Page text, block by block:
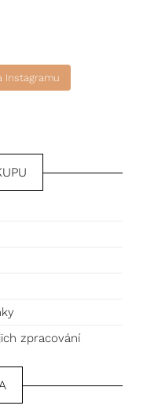
Instagramu
zpracování